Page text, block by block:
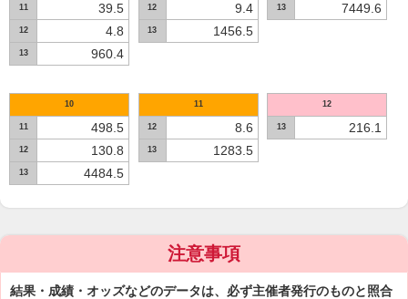
11 39.5
12 4.8
13 960.4
12 9.4
13 1456.5
13 7449.6
10
11 498.5
12 130.8
13 4484.5
11
12 8.6
13 1283.5
12
13 216.1
注意事項
結果・成績・オッズなどのデータは、必ず主催者発行のものと照合